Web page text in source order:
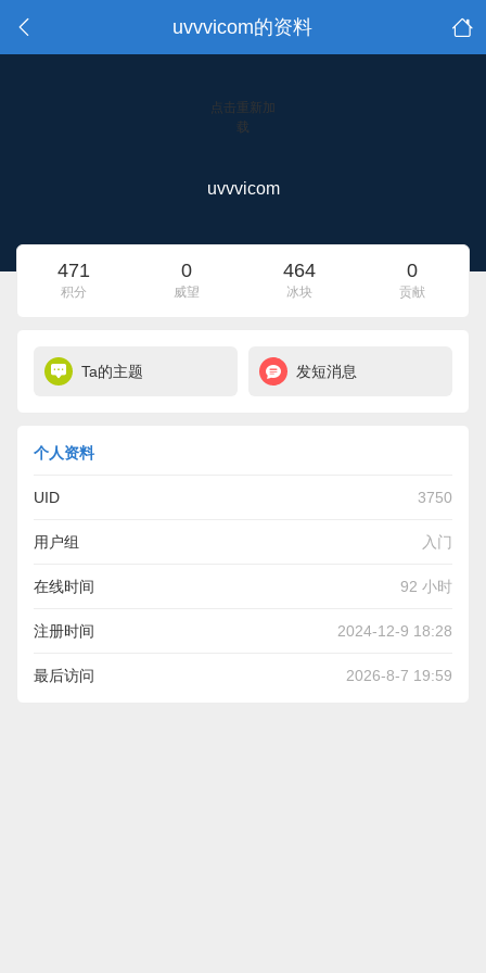
uvvvicom的资料
点击重新加
载
uvvvicom
471
积分
0
威望
464
冰块
0
贡献
Ta的主题 发短消息
个人资料
UID 3750
用户组 入门
在线时间 92 小时
注册时间 2024-12-9 18:28
最后访问 2026-8-7 19:59